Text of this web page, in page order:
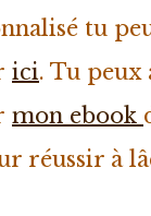
tu
ici. Tu peux
mon ebook
réussir à